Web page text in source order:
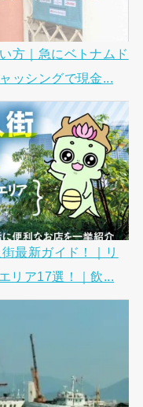
方｜急にベトナムド
ッシングで現金...
最新ガイド！｜リ
リア17選！｜飲...